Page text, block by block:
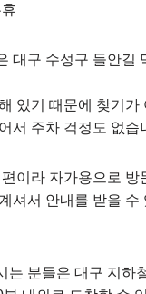
대구 수성구 들안길
있기 때문에 찾기가
서 주차 걱정도 없습
이라 자가용으로 방
셔서 안내를 받을 수
는 분들은 대구 지하